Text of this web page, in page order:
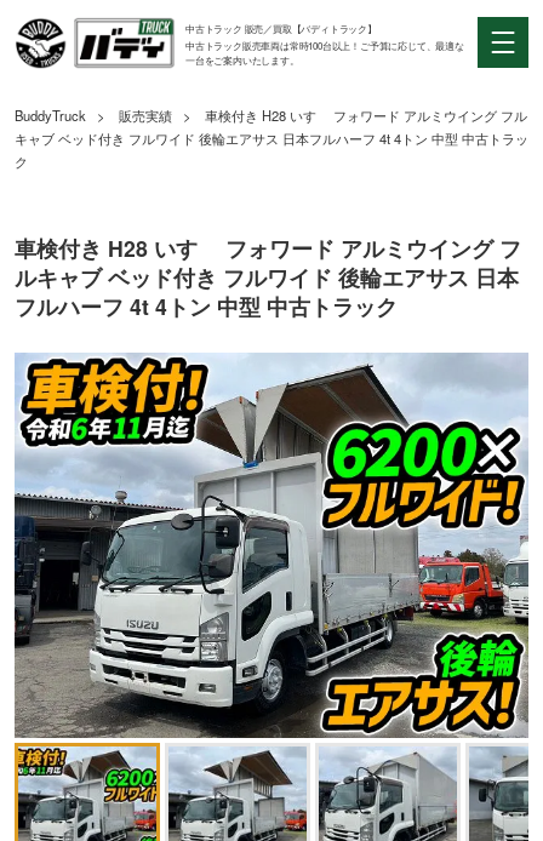
中古トラック 販売／買取【バディトラック】
中古トラック販売車両は常時100台以上！ご予算に応じて、最適な
一台をご案内いたします。
BuddyTruck 販売実績
車検付き H28 いすゞ フォワード アルミウイング フル
キャブ ベッド付き フルワイド 後輪エアサス 日本フルハーフ 4t 4トン 中型 中古トラッ
ク
車検付き H28 いすゞ フォワード アルミウイング フ
ルキャブ ベッド付き フルワイド 後輪エアサス 日本
フルハーフ 4t 4トン 中型 中古トラック